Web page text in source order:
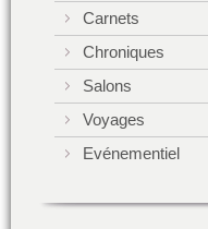
Carnets
Chroniques
Salons
Voyages
Evénementiel